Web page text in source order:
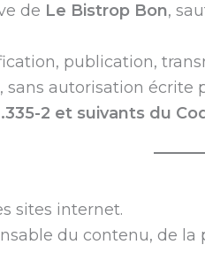
de Le Bistrop Bon,
publication,
autorisation écrite
2 et suivants du
sites internet.
du contenu, de